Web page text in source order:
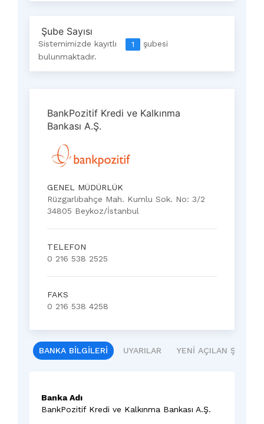
Şube Sayısı
Sistemimizde kayıtlı 1
şubesi
bulunmaktadır.
BankPozitif Kredi ve Kalkınma
Bankası A.Ş.
GENEL MÜDÜRLÜK
Rüzgarlıbahçe Mah. Kumlu Sok. No: 3/2
34805 Beykoz/İstanbul
TELEFON
0 216 538 2525
FAKS
0 216 538 4258
BANKA BILGILERI UYARILAR YENI AÇILAN
Banka Adı
BankPozitif Kredi ve Kalkınma Bankası A.Ş.